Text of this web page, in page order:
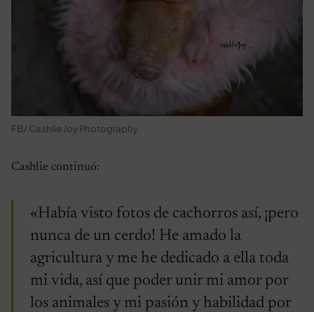
FB/ Cashlie Joy Photography
Cashlie continuó:
«Había visto fotos de cachorros así, ¡pero
nunca de un cerdo! He amado la
agricultura y me he dedicado a ella toda
mi vida, así que poder unir mi amor por
los animales y mi pasión y habilidad por